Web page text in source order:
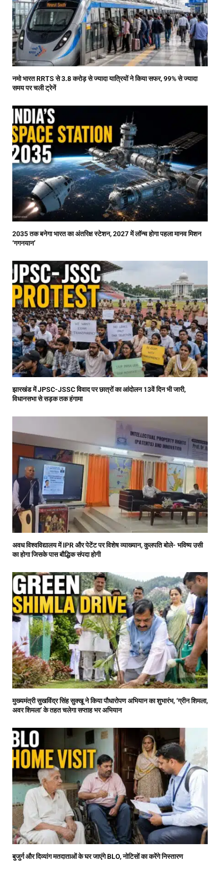
नमो भारत RRTS से 3.8 करोड़ से ज्यादा यात्रियों ने किया सफर, 99% से ज्यादा
समय पर चली ट्रेनें
2035 तक बनेगा भारत का अंतरिक्ष स्टेशन, 2027 में लॉन्च होगा पहला मानव मिशन
‘गगनयान’
झारखंड में JPSC-JSSC विवाद पर छात्रों का आंदोलन 13वें दिन भी जारी,
विधानसभा से सड़क तक हंगामा
अवध विश्वविद्यालय में IPR और पेटेंट पर विशेष व्याख्यान, कुलपति बोले- भविष्य उसी
का होगा जिसके पास बौद्धिक संपदा होगी
मुख्यमंत्री सुखविंद्र सिंह सुक्खू ने किया पौधारोपण अभियान का शुभारंभ, ‘ग्रीन शिमला,
अवर शिमला’ के तहत चलेगा सप्ताह भर अभियान
बुजुर्ग और दिव्यांग मतदाताओं के घर जाएंगे BLO, नोटिसों का करेंगे निस्तारण